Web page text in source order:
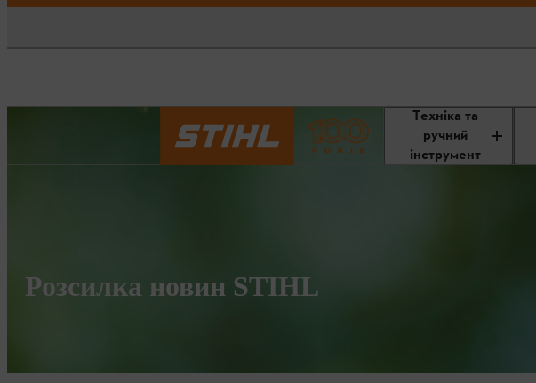
Техніка та
ручний
інструмент
Розсилка новин STIHL